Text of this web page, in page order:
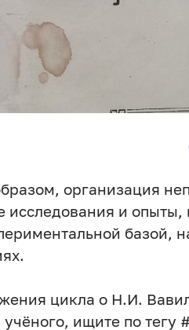
организация
исследования и
базой,
цикла о Н.И.
ищите по тегу